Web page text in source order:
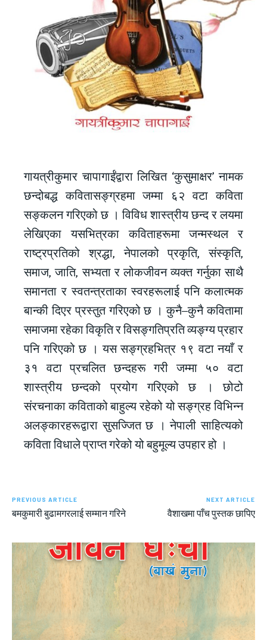
गायत्रीकुमार चापागाईंद्वारा लिखित ‘कुसुमाक्षर’ नामक
छन्दोबद्ध कवितासङ्ग्रहमा जम्मा ६२ वटा कविता
सङ्कलन गरिएको छ । विविध शास्त्रीय छन्द र लयमा
लेखिएका यसभित्रका कविताहरूमा जन्मस्थल र
राष्ट्रप्रतिको श्रद्धा, नेपालको प्रकृति, संस्कृति,
समाज, जाति, सभ्यता र लोकजीवन व्यक्त गर्नुका साथै
समानता र स्वतन्त्रताका स्वरहरूलाई पनि कलात्मक
बान्की दिएर प्रस्तुत गरिएको छ । कुनै–कुनै कवितामा
समाजमा रहेका विकृति र विसङ्गतिप्रति व्यङ्ग्य प्रहार
पनि गरिएको छ । यस सङ्ग्रहभित्र १९ वटा नयाँ र
३१ वटा प्रचलित छन्दहरू गरी जम्मा ५० वटा
शास्त्रीय छन्दको प्रयोग गरिएको छ । छोटो
संरचनाका कविताको बाहुल्य रहेको यो सङ्ग्रह विभिन्न
अलङ्कारहरूद्वारा सुसज्जित छ । नेपाली साहित्यको
कविता विधाले प्राप्त गरेको यो बहुमूल्य उपहार हो ।
PREVIOUS ARTICLE
बमकुमारी बुढामगरलाई सम्मान गरिने
NEXT ARTICLE
वैशाखमा पाँच पुस्तक छापिए